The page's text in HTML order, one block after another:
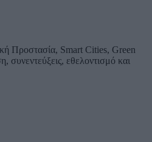
Προστασία, Smart Cities, Green
συνεντεύξεις, εθελοντισμό και